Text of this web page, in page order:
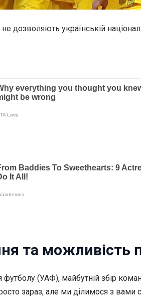
дозволяють українській
та можливість
футболу (УАФ), майбутній збір
зараз, але ми ділимося з